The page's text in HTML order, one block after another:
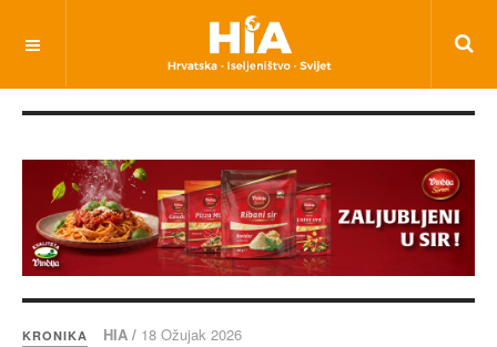
KRONIKA HIA / 18 Ožujak 2026